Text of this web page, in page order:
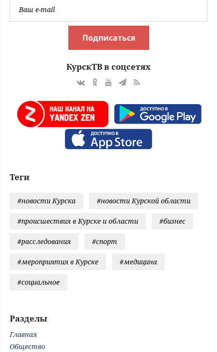
Подписаться
КурскТВ в соцсетях
Теги
#новости Курска #новости Курской области
#происшествия в Курске и области #бизнес
#расследования #спорт
#мероприятия в Курске #медицина
#социальное
Разделы
Главная
Общество